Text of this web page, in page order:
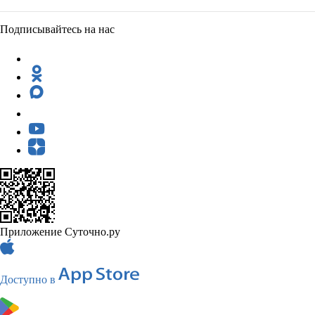
Подписывайтесь на нас
Приложение Суточно.ру
Доступно в